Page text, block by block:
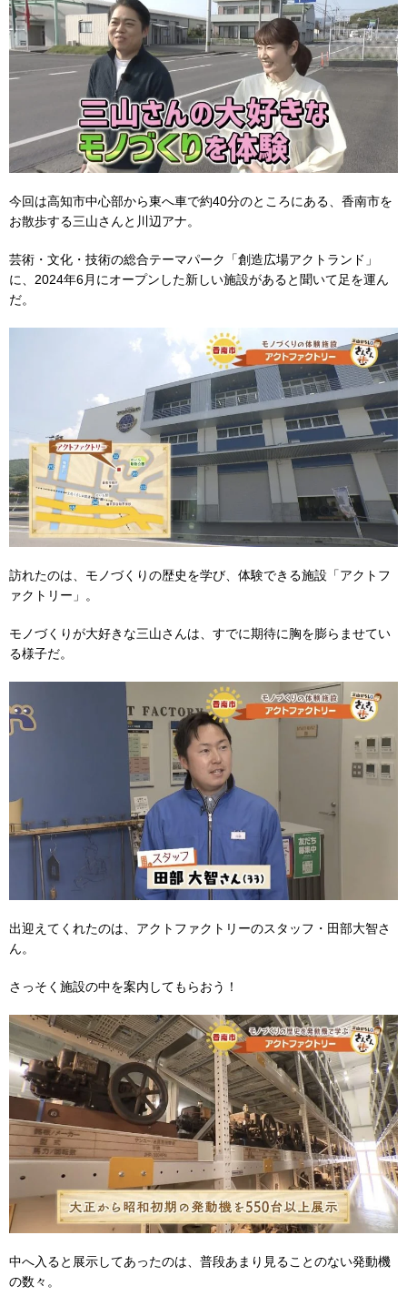
今回は高知市中心部から東へ車で約40分のところにある、香南市を
お散歩する三山さんと川辺アナ。
芸術・文化・技術の総合テーマパーク「創造広場アクトランド」
に、2024年6月にオープンした新しい施設があると聞いて足を運ん
だ。
訪れたのは、モノづくりの歴史を学び、体験できる施設「アクトフ
ァクトリー」。
モノづくりが大好きな三山さんは、すでに期待に胸を膨らませてい
る様子だ。
出迎えてくれたのは、アクトファクトリーのスタッフ・田部大智さ
ん。
さっそく施設の中を案内してもらおう！
中へ入ると展示してあったのは、普段あまり見ることのない発動機
の数々。